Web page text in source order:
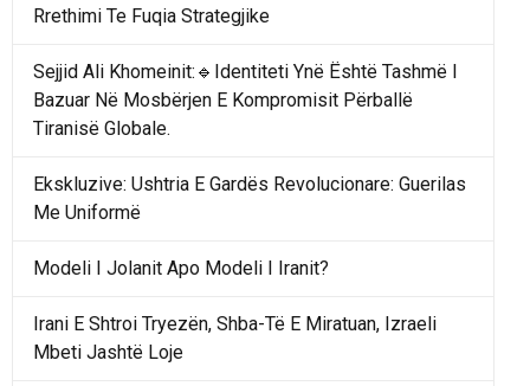
Rrethimi Te Fuqia Strategjike
Sejjid Ali Khomeinit:🔹Identiteti Ynë Është Tashmë I
Bazuar Në Mosbërjen E Kompromisit Përballë
Tiranisë Globale.
Ekskluzive: Ushtria E Gardës Revolucionare: Guerilas
Me Uniformë
Modeli I Jolanit Apo Modeli I Iranit?
Irani E Shtroi Tryezën, Shba-Të E Miratuan, Izraeli
Mbeti Jashtë Loje